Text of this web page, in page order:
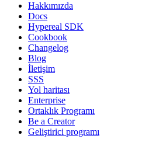
Hakkımızda
Docs
Hypereal SDK
Cookbook
Changelog
Blog
İletişim
SSS
Yol haritası
Enterprise
Ortaklık Programı
Be a Creator
Geliştirici programı